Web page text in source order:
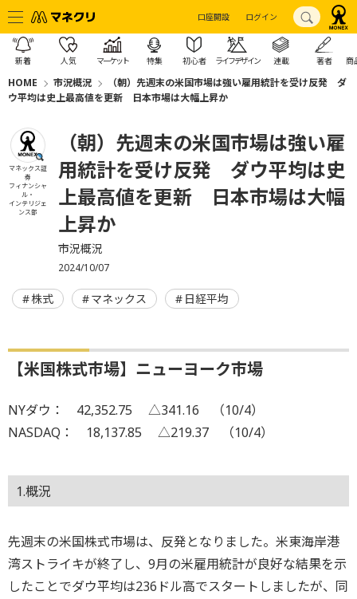
口座開設 ログイン
新着 人気 マーケット 特集 初心者 ライフデザイン 連載 著者 商
HOME 市況概況
（朝）先週末の米国市場は強い雇用統計を受け反発 ダ
ウ平均は史上最高値を更新 日本市場は大幅上昇か
マネックス証
券
フィナンシャ
ル・
インテリジェ
ンス部
（朝）先週末の米国市場は強い雇
用統計を受け反発 ダウ平均は史
上最高値を更新 日本市場は大幅
上昇か
市況概況
2024/10/07
株式 マネックス 日経平均
【米国株式市場】ニューヨーク市場
NYダウ： 42,352.75 △341.16 （10/4）
NASDAQ： 18,137.85 △219.37 （10/4）
1.概況
先週末の米国株式市場は、反発となりました。米東海岸港
湾ストライキが終了し、9月の米雇用統計が良好な結果を示
したことでダウ平均は236ドル高でスタートしましたが、同